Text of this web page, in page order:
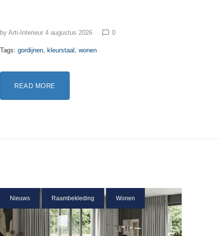
by Arti-Interieur 4 augustus 2026 chat_bubble_outline 0
Tags: gordijnen kleurstaal wonen
READ MORE
Nieuws Raambekleding Wonen